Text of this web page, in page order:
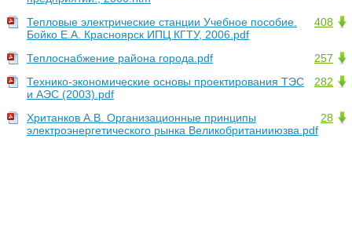
408
Тепловые электрические станции Учебное пособие.
Бойко Е.А. Красноярск ИПЦ КГТУ, 2006.pdf
257
Теплоснабжение района города.pdf
282
Технико-экономические основы проектирования ТЭС
и АЭС (2003).pdf
28
Хританков А.В. Организационные принципы
электроэнергетического рынка Великобританииюзва.pdf